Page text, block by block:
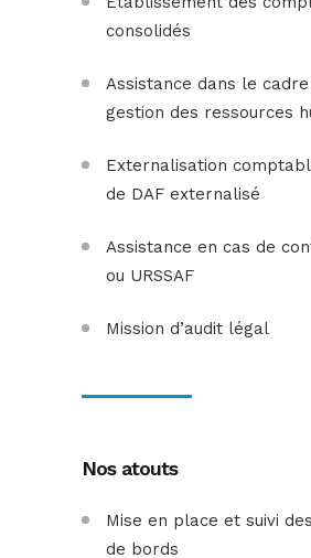
consolidés
Assistance dans le
gestion des ressources
Externalisation
de DAF externalisé
Assistance en cas de
ou URSSAF
Mission d’audit légal
Nos atouts
Mise en place et suivi
de bords